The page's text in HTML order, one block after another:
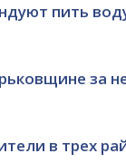
пить
за
в трех